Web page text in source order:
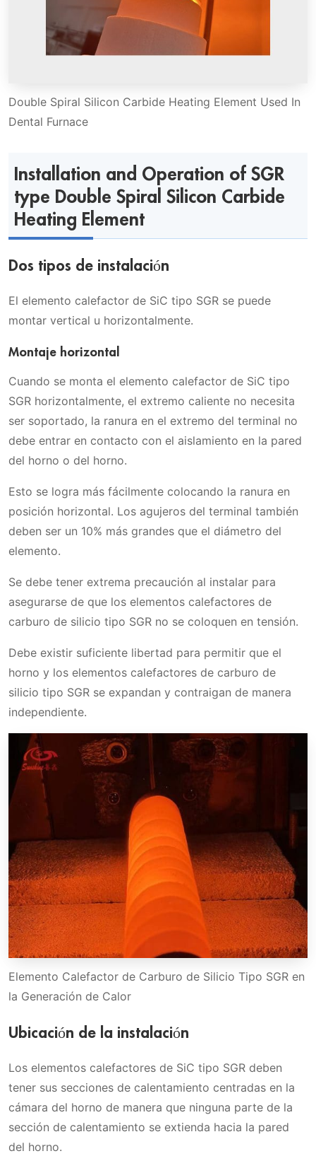
Double Spiral Silicon Carbide Heating Element Used In
Dental Furnace
Installation and Operation of SGR
type Double Spiral Silicon Carbide
Heating Element
Dos tipos de instalación
El elemento calefactor de SiC tipo SGR se puede
montar vertical u horizontalmente.
Montaje horizontal
Cuando se monta el elemento calefactor de SiC tipo
SGR horizontalmente, el extremo caliente no necesita
ser soportado, la ranura en el extremo del terminal no
debe entrar en contacto con el aislamiento en la pared
del horno o del horno.
Esto se logra más fácilmente colocando la ranura en
posición horizontal. Los agujeros del terminal también
deben ser un 10% más grandes que el diámetro del
elemento.
Se debe tener extrema precaución al instalar para
asegurarse de que los elementos calefactores de
carburo de silicio tipo SGR no se coloquen en tensión.
Debe existir suficiente libertad para permitir que el
horno y los elementos calefactores de carburo de
silicio tipo SGR se expandan y contraigan de manera
independiente.
Elemento Calefactor de Carburo de Silicio Tipo SGR en
la Generación de Calor
Ubicación de la instalación
Los elementos calefactores de SiC tipo SGR deben
tener sus secciones de calentamiento centradas en la
cámara del horno de manera que ninguna parte de la
sección de calentamiento se extienda hacia la pared
del horno.